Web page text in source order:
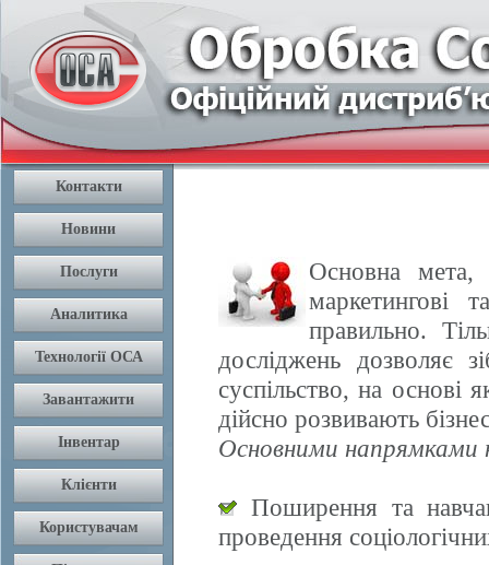
Основна мета,
маркетингові
правильно.
досліджень дозволяє
суспільство, на основі
дійсно розвивають
Основними напрямками
Поширення та
проведення